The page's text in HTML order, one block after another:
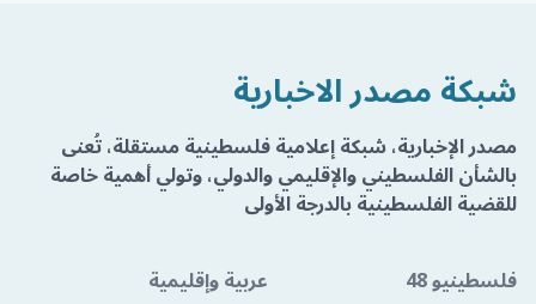
شبكة مصدر الاخبارية
مصدر الإخبارية، شبكة إعلامية فلسطينية مستقلة، تُعنى
بالشأن الفلسطيني والإقليمي والدولي، وتولي أهمية خاصة
للقضية الفلسطينية بالدرجة الأولى
فلسطينيو 48
عربية وإقليمية